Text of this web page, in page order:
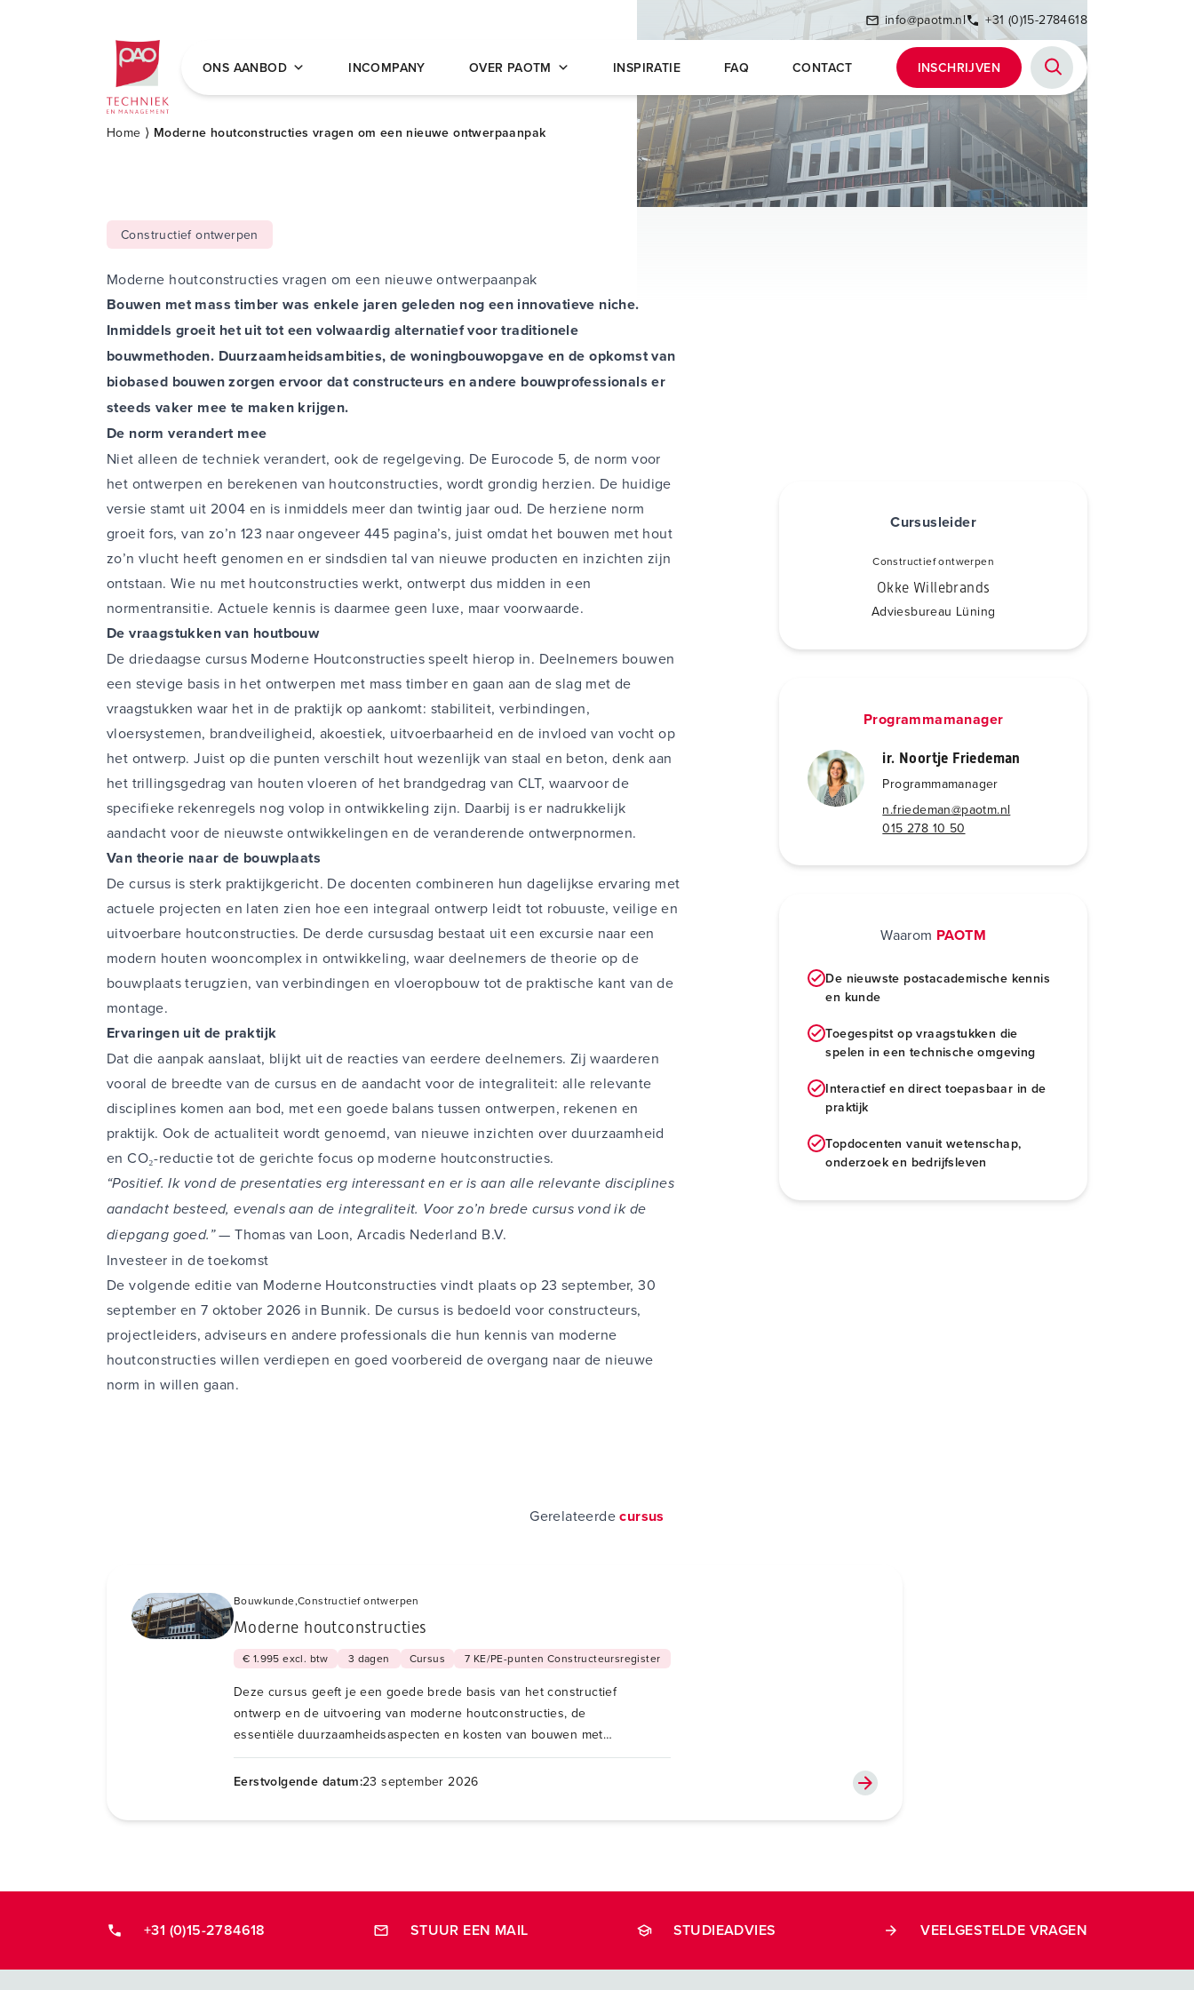
Postacademische cursussen, leergangen en opleidingen
info@paotm.nl +31 (0)15-2784618
ONS AANBOD INCOMPANY OVER PAOTM INSPIRATIE FAQ CONTACT INSCHRIJVEN
Home ⟩ Moderne houtconstructies vragen om een nieuwe ontwerpaanpak
Constructief ontwerpen
Moderne houtconstructies vragen om een nieuwe ontwerpaanpak
Bouwen met mass timber was enkele jaren geleden nog een innovatieve niche.
Inmiddels groeit het uit tot een volwaardig alternatief voor traditionele
bouwmethoden. Duurzaamheidsambities, de woningbouwopgave en de opkomst van
biobased bouwen zorgen ervoor dat constructeurs en andere bouwprofessionals er
steeds vaker mee te maken krijgen.
De norm verandert mee
Niet alleen de techniek verandert, ook de regelgeving. De Eurocode 5, de norm voor
het ontwerpen en berekenen van houtconstructies, wordt grondig herzien. De huidige
versie stamt uit 2004 en is inmiddels meer dan twintig jaar oud. De herziene norm
groeit fors, van zo’n 123 naar ongeveer 445 pagina’s, juist omdat het bouwen met hout
zo’n vlucht heeft genomen en er sindsdien tal van nieuwe producten en inzichten zijn
ontstaan. Wie nu met houtconstructies werkt, ontwerpt dus midden in een
normentransitie. Actuele kennis is daarmee geen luxe, maar voorwaarde.
De vraagstukken van houtbouw
De driedaagse cursus Moderne Houtconstructies speelt hierop in. Deelnemers bouwen
een stevige basis in het ontwerpen met mass timber en gaan aan de slag met de
vraagstukken waar het in de praktijk op aankomt: stabiliteit, verbindingen,
vloersystemen, brandveiligheid, akoestiek, uitvoerbaarheid en de invloed van vocht op
het ontwerp. Juist op die punten verschilt hout wezenlijk van staal en beton, denk aan
het trillingsgedrag van houten vloeren of het brandgedrag van CLT, waarvoor de
specifieke rekenregels nog volop in ontwikkeling zijn. Daarbij is er nadrukkelijk
aandacht voor de nieuwste ontwikkelingen en de veranderende ontwerpnormen.
Van theorie naar de bouwplaats
De cursus is sterk praktijkgericht. De docenten combineren hun dagelijkse ervaring met
actuele projecten en laten zien hoe een integraal ontwerp leidt tot robuuste, veilige en
uitvoerbare houtconstructies. De derde cursusdag bestaat uit een excursie naar een
modern houten wooncomplex in ontwikkeling, waar deelnemers de theorie op de
bouwplaats terugzien, van verbindingen en vloeropbouw tot de praktische kant van de
montage.
Ervaringen uit de praktijk
Dat die aanpak aanslaat, blijkt uit de reacties van eerdere deelnemers. Zij waarderen
vooral de breedte van de cursus en de aandacht voor de integraliteit: alle relevante
disciplines komen aan bod, met een goede balans tussen ontwerpen, rekenen en
praktijk. Ook de actualiteit wordt genoemd, van nieuwe inzichten over duurzaamheid
en CO₂-reductie tot de gerichte focus op moderne houtconstructies.
“Positief. Ik vond de presentaties erg interessant en er is aan alle relevante disciplines
aandacht besteed, evenals aan de integraliteit. Voor zo’n brede cursus vond ik de
diepgang goed.”— Thomas van Loon, Arcadis Nederland B.V.
Investeer in de toekomst
De volgende editie van Moderne Houtconstructies vindt plaats op 23 september, 30
september en 7 oktober 2026 in Bunnik. De cursus is bedoeld voor constructeurs,
projectleiders, adviseurs en andere professionals die hun kennis van moderne
houtconstructies willen verdiepen en goed voorbereid de overgang naar de nieuwe
norm in willen gaan.
Cursusleider
Constructief ontwerpen
Okke Willebrands
Adviesbureau Lüning
Programmamanager
ir. Noortje Friedeman
Programmamanager
n.friedeman@paotm.nl
015 278 10 50
Waarom PAOTM
De nieuwste postacademische kennis
en kunde
Toegespitst op vraagstukken die
spelen in een technische omgeving
Interactief en direct toepasbaar in de
praktijk
Topdocenten vanuit wetenschap,
onderzoek en bedrijfsleven
Gerelateerdecursus
Bouwkunde,Constructief ontwerpen
Moderne houtconstructies
€ 1.995 excl. btw 3 dagen Cursus 7 KE/PE-punten Constructeursregister
Deze cursus geeft je een goede brede basis van het constructief
ontwerp en de uitvoering van moderne houtconstructies, de
essentiële duurzaamheidsaspecten en kosten van bouwen met
mass timber.
Eerstvolgende datum:23 september 2026
+31 (0)15-2784618 STUUR EEN MAIL STUDIEADVIES VEELGESTELDE VRAGEN